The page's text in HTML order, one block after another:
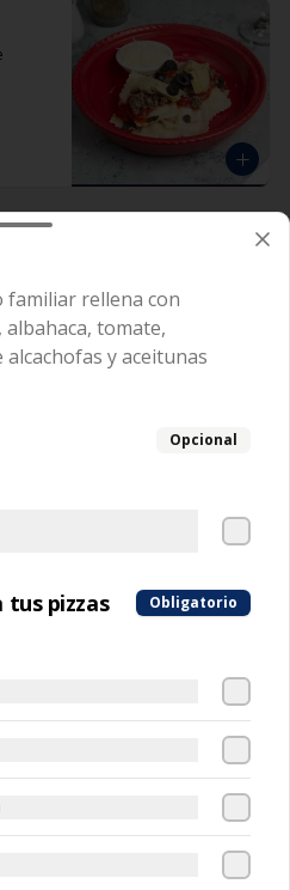
y
familiar rellena con
tomate,
y aceitunas
Opcional
tus pizzas Obligatorio